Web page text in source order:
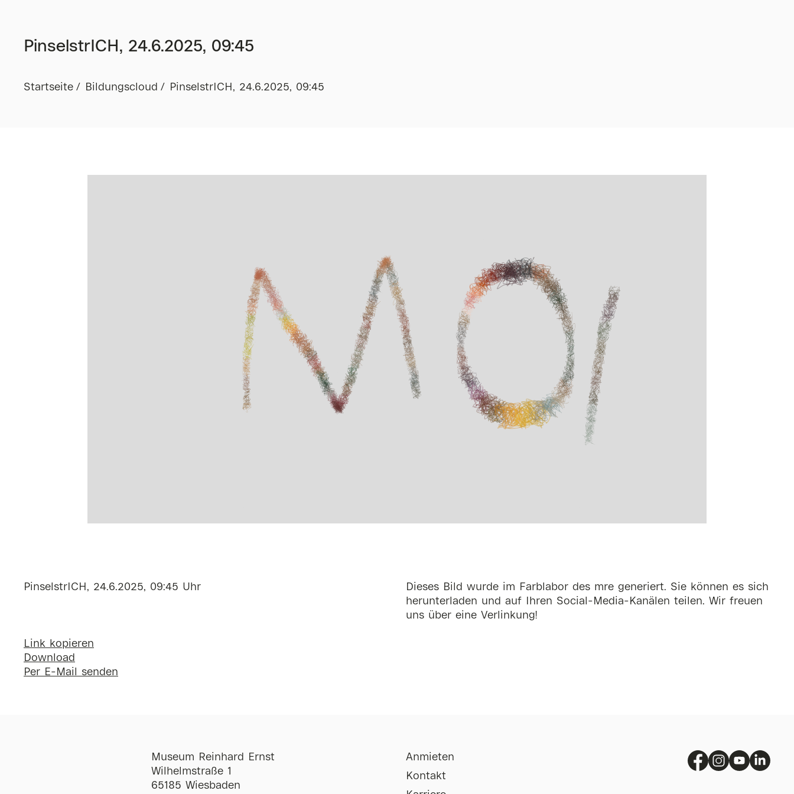
PinselstrICH, 24.6.2025, 09:45
Startseite Bildungscloud PinselstrICH, 24.6.2025, 09:45
PinselstrICH, 24.6.2025, 09:45 Uhr
Link kopieren
Download
Per E-Mail senden
Dieses Bild wurde im Farblabor des mre generiert. Sie können es sich
herunterladen und auf Ihren Social-Media-Kanälen teilen. Wir freuen
uns über eine Verlinkung!
Museum Reinhard Ernst
Wilhelmstraße 1
65185 Wiesbaden
Anmieten
Kontakt